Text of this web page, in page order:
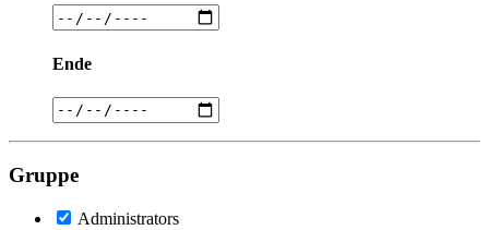
Ende
Gruppe
Administrators